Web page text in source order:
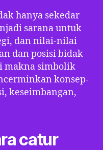
hanya sekedar
sarana untuk
dan nilai-nilai
dan posisi bidak
makna simbolik
konsep-
keseimbangan,
catur